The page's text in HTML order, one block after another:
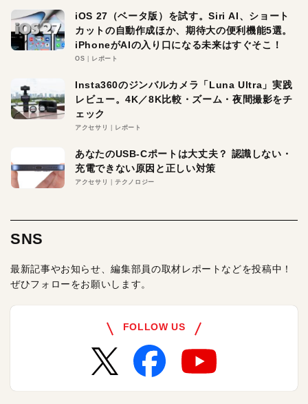
iOS 27（ベータ版）を試す。Siri AI、ショート
カットの自動作成ほか、期待大の便利機能5選。
iPhoneがAIの入り口になる未来はすぐそこ！
OS レポート
Insta360のジンバルカメラ「Luna Ultra」実践
レビュー。4K／8K比較・ズーム・夜間撮影をチ
ェック
アクセサリ レポート
あなたのUSB-Cポートは大丈夫？ 認識しない・
充電できない原因と正しい対策
アクセサリ テクノロジー
SNS
最新記事やお知らせ、編集部員の取材レポートなどを投稿中！
ぜひフォローをお願いします。
FOLLOW US